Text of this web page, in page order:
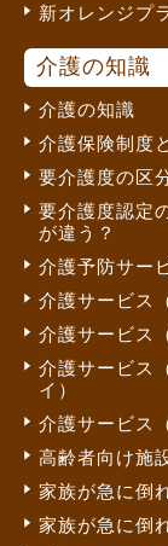
新オレンジプ
介護の知識
介護の知識
介護保険制度
要介護度の区
要介護度認定
が違う？
介護予防サー
介護サービス
介護サービス
介護サービス
イ）
介護サービス
高齢者向け施
家族が急に倒
家族が急に倒